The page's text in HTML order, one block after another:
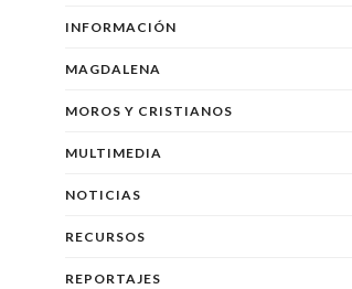
INFORMACIÓN
MAGDALENA
MOROS Y CRISTIANOS
MULTIMEDIA
NOTICIAS
RECURSOS
REPORTAJES